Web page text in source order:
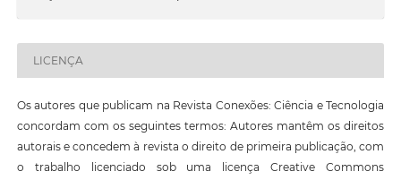
LICENÇA
Os autores que publicam na Revista Conexões: Ciência e Tecnologia
concordam com os seguintes termos: Autores mantêm os direitos
autorais e concedem à revista o direito de primeira publicação, com
o trabalho licenciado sob uma licença Creative Commons